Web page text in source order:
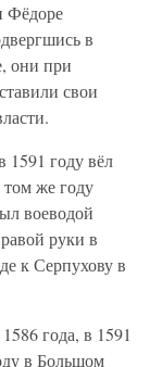
Фёдоре
в
они при
свои
1591 году вёл
же году
воеводой
руки в
к Серпухову в
года, в 1591
в Большом